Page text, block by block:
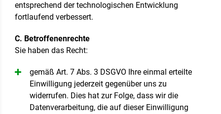
entsprechend der technologischen Entwicklung
fortlaufend verbessert.
C. Betroffenenrechte
Sie haben das Recht:
gemäß Art. 7 Abs. 3 DSGVO Ihre einmal erteilte
Einwilligung jederzeit gegenüber uns zu
widerrufen. Dies hat zur Folge, dass wir die
Datenverarbeitung, die auf dieser Einwilligung